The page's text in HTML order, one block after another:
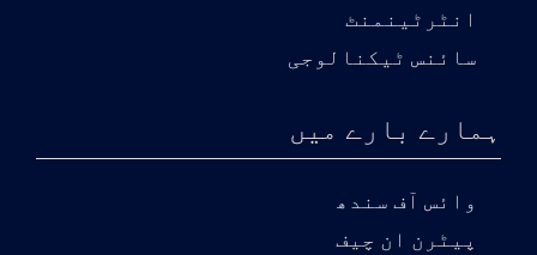
انٹرٹینمنٹ
سائنس ٹیکنالوجی
ہمارے بارے میں
وائس آف سندھ
پیٹرن ان چیف